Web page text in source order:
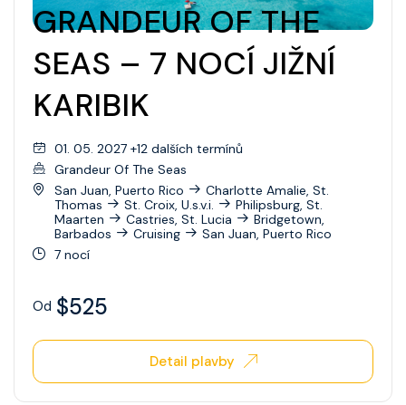
Wonder Of The Seas
Celebrity Apex
Celebrity Ascent
Celebrity Boundless
Celebrity Compass
Celebrity Constellation
Celebrity Edge
Celebrity Equinox
Celebrity Flora
GRANDEUR OF THE
SEAS – 7 NOCÍ JIŽNÍ
KARIBIK
01. 05. 2027 +12 dalších termínů
Grandeur Of The Seas
San Juan, Puerto Rico
Charlotte Amalie, St.
Thomas
St. Croix, U.s.v.i.
Philipsburg, St.
Maarten
Castries, St. Lucia
Bridgetown,
Barbados
Cruising
San Juan, Puerto Rico
7 nocí
Od $525
Detail plavby